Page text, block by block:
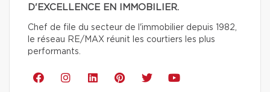
D'EXCELLENCE EN IMMOBILIER.
Chef de file du secteur de l'immobilier depuis 1982,
le réseau RE/MAX réunit les courtiers les plus
performants.